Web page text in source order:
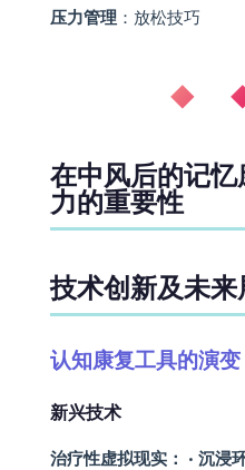
压力管理：放松技巧
◆
在中风后的记
力的重要性
技术创新及未来
认知康复工具的演变
新兴技术
治疗性虚拟现实： • 沉浸